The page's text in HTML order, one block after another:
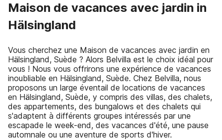
Maison de vacances avec jardin in
Hälsingland
Vous cherchez une Maison de vacances avec jardin en
Hälsingland, Suède ? Alors Belvilla est le choix idéal pour
vous ! Nous vous offrirons une expérience de vacances
inoubliable en Hälsingland, Suède. Chez Belvilla, nous
proposons un large éventail de locations de vacances
en Hälsingland, Suède, y compris des villas, des chalets,
des appartements, des bungalows et des chalets qui
s'adaptent à différents groupes intéressés par une
escapade le week-end, des vacances d'été, une pause
automnale ou une aventure de sports d'hiver.